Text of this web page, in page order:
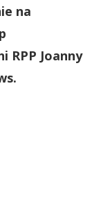
na
RPP Joanny